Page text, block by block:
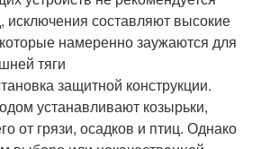
исключения составляют высокие
намеренно заужаются для
тяги
защитной конструкции.
устанавливают козырьки,
от грязи, осадков и птиц. Однако